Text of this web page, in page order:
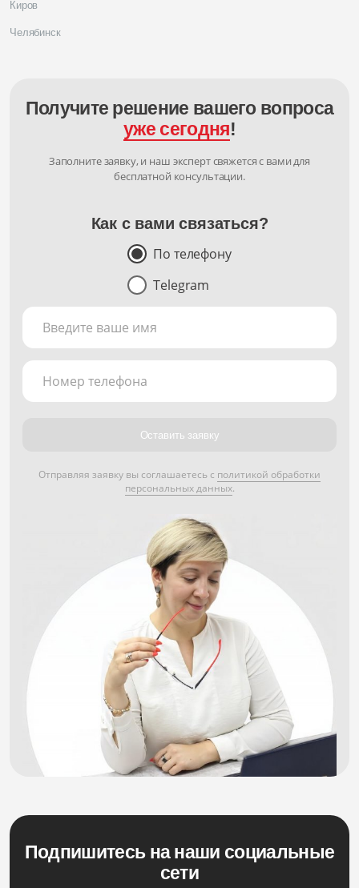
Киров
Челябинск
Получите решение вашего вопроса
уже сегодня!
Заполните заявку, и наш эксперт свяжется с вами для
бесплатной консультации.
Как с вами связаться?
По телефону
Telegram
Введите ваше имя
Номер телефона
Оставить заявку
Отправляя заявку вы соглашаетесь с политикой обработки
персональных данных.
Подпишитесь на наши социальные
сети